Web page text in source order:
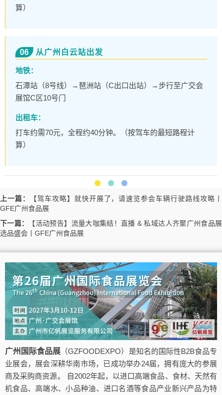
算）
06 从广州白云站出发
地铁：
石潭站（8号线）→琶洲站（C出口出站）→步行至广交会
展馆C区10号门
出租车：
打车约需70元，全程约40分钟。（按驾车的最短路程计
算）
上一篇：
【驾车攻略】就快开展了，请速览参会车辆行驶路线攻略丨
GFE广州食品展
下一篇：
【活动预告】流量大咖集结！直播 & 私域达人齐聚广州食品展
选品盛会丨GFE广州食品展
广州国际食品展 （GZFOODEXPO）是知名的国际性B2B食品专
业展会，展会深耕华南市场，已成功举办24届，拥有庞大的参展
商及采购商资源。 自2002年起，以进口高端食品、食材、天然有
机食品、高端水、小品种油、进口名酒等食品产业新兴产品为特